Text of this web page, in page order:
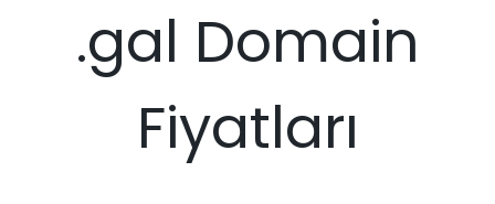
.gal Domain
Fiyatları